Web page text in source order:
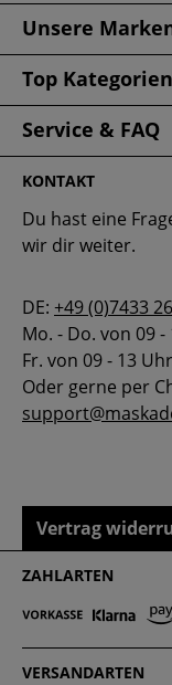
Unsere
Top Kategorien
Service & FAQ
KONTAKT
Du hast eine
wir dir weiter.
DE: +49 (0)7433
Mo. - Do. von 09
Fr. von 09 - 13 Uhr
Oder gerne per
Vertrag
ZAHLARTEN
VERSANDARTEN